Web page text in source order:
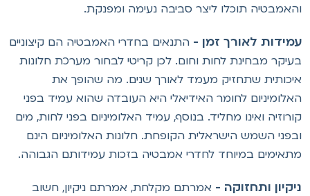
תוכלו ליצר סביבה נעימה ומפנקת.
לאורך זמן - התנאים בחדרי האמבטיה הם קיצוניים
מבחינת לחות וחום. לכן קריטי לבחור מערכת חלונות
שתחזיק מעמד לאורך שנים. מה שהופך את
לחומר האידיאליהיא העובדה שהוא עמיד בפני
ואינו מחליד. בנוסף, עמיד האלומיניום בפני לחות, מים
השמש הישראלית הקופחת. חלונות האלומיניום הינם
במיוחד לחדרי אמבטיה בזכות עמידותם הגבוהה.
ותחזוקה -אמרתם מקלחת, אמרתם ניקיון, חשוב